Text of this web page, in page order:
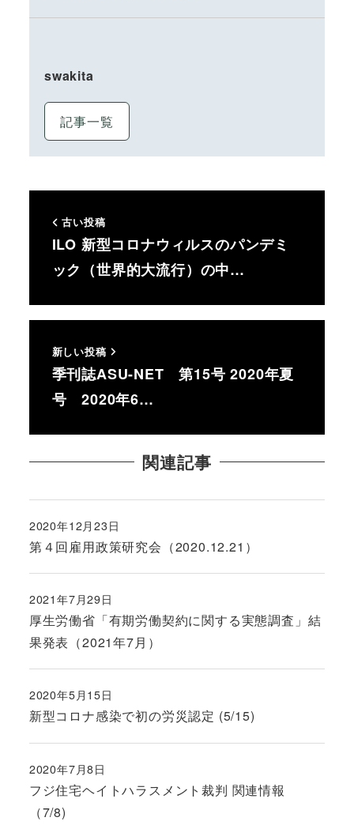
swakita
記事一覧
古い投稿
ILO 新型コロナウィルスのパンデミ
ック（世界的大流行）の中…
新しい投稿
季刊誌ASU-NET 第15号 2020年夏
号 2020年6…
関連記事
第４回雇用政策研究会（2020.12.21）
投稿日
2020年12月23日
厚生労働省「有期労働契約に関する実態調査」結
果発表（2021年7月）
投稿日
2021年7月29日
新型コロナ感染で初の労災認定 (5/15)
投稿日
2020年5月15日
フジ住宅ヘイトハラスメント裁判 関連情報
（7/8)
投稿日
2020年7月8日